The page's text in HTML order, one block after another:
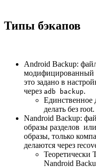
Типы бэкапов
Android Backup:
модифицированный
это задано в
через adb backup.
делать без root.
Nandroid Backup:
образы разделов
образы, только
делаются через
Теоретически
Nandroid